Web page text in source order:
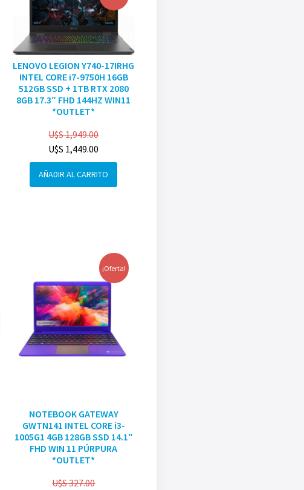
LENOVO LEGION Y740-17IRHG
INTEL CORE i7-9750H 16GB
512GB SSD + 1TB RTX 2080
8GB 17.3″ FHD 144HZ WIN11
*OUTLET*
U$S1,949.00
U$S 1,449.00
AÑADIR AL CARRITO
¡Oferta!
NOTEBOOK GATEWAY
GWTN141 INTEL CORE i3-
1005G1 4GB 128GB SSD 14.1″
FHD WIN 11 PÚRPURA
*OUTLET*
U$S327.00